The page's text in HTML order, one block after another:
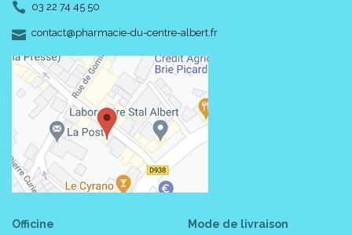
03 22 74 45 50
contact-
@-
pharmacie-du-centre-albert.fr
Officine Mode de livraison